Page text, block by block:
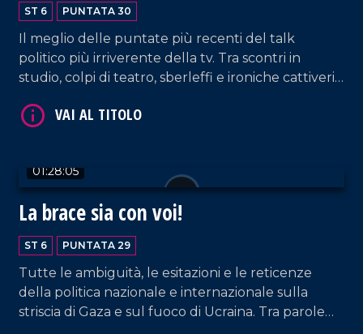
ST 6 PUNTATA 30
Il meglio delle puntate più recenti del talk
politico più irriverente della tv. Tra scontri in
studio, colpi di teatro, sberleffi e ironiche cattiverie
01:28:05
La brace sia con voi!
ST 6 PUNTATA 29
Tutte le ambiguità, le esitazioni e le reticenze
della politica nazionale e internazionale sulla
striscia di Gaza e sul fuoco di Ucraina. Tra parole
VAI AL TITOLO
VAI AL TITOLO